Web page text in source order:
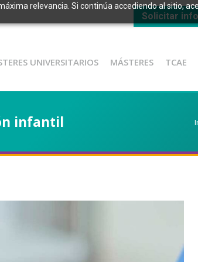
relevancia. Si continúa accediendo al sitio,
Solicitar
UNIVERSITARIOS MÁSTERES TCAE
infantil